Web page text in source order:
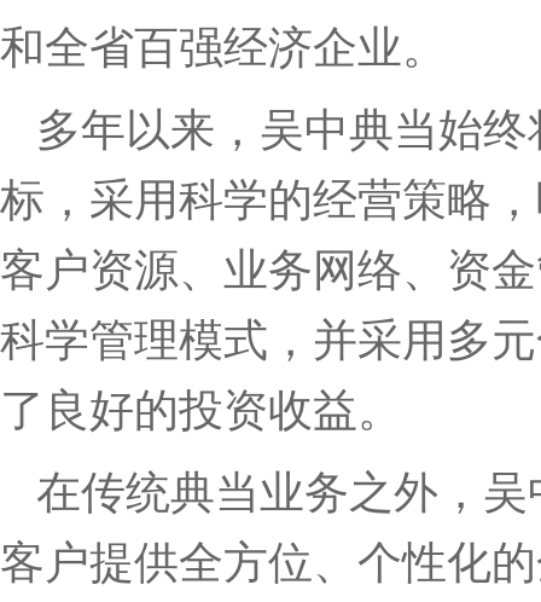
和全省百强经济企业。
多年以来，吴中典当始
标，采用科学的经营策略
客户资源、业务网络、资
科学管理模式，并采用多
了良好的投资收益。
在传统典当业务之外，
客户提供全方位、个性化